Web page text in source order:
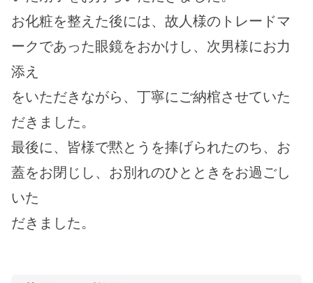
お化粧を整えた後には、故人様のトレードマ
ークであった眼鏡をおかけし、次男様にお力
添え
をいただきながら、丁寧にご納棺させていた
だきました。
最後に、皆様で黙とうを捧げられたのち、お
蓋をお閉じし、お別れのひとときをお過ごし
いた
だきました。